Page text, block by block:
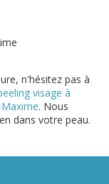
n'hésitez pas à
visage à
. Nous
dans votre peau.